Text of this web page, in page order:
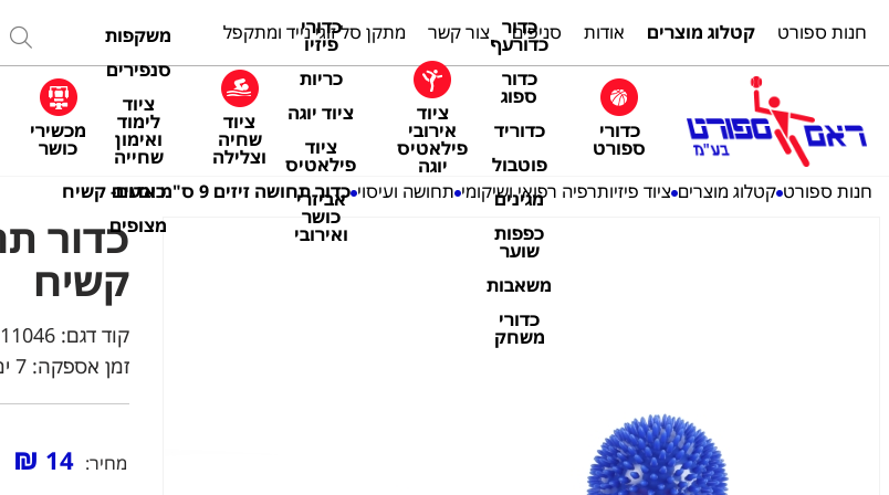
חנות ספורט קטלוג מוצרים אודות סניפים צור קשר מתקן סל זוגי נייד ומתקפל
כדורי
ספורט
כדור
כדורעף
כדור
ספוג
כדוריד
פוטבול
מגינים
כפפות
שוער
משאבות
כדורי
משחק
ציוד
אירובי
פילאטיס
יוגה
כדורי
פיזיו
כריות
ציוד יוגה
ציוד
פילאטיס
אביזרי
כושר
ואירובי
ציוד
שחיה
וצלילה
משקפות
סנפירים
ציוד
לימוד
ואימון
שחייה
כובעים
מצופים
מכשירי
כושר
חנות ספורט קטלוג מוצרים ציוד פיזיותרפיה רפואי ושיקומי תחושה ועיסוי כדור תחושה זיזים 9 ס"מ אדום- קשיח
קשיח
קוד דגם: 11046
זמן אספקה: 7 ימי עסקים
מחיר: 14
₪